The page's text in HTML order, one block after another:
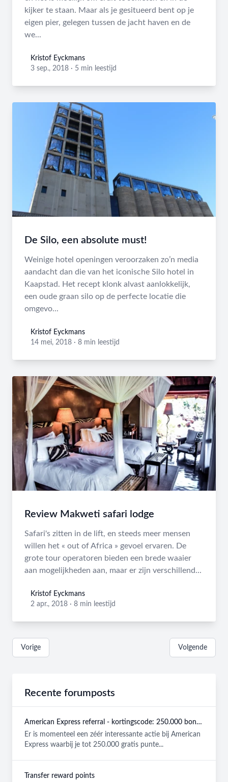
kijker te staan. Maar als je gesitueerd bent op je
eigen pier, gelegen tussen de jacht haven en de
we...
Kristof Eyckmans
Kristof Eyckmans
3 sep., 2018 · 5 min leestijd
De Silo, een absolute must!
Weinige hotel openingen veroorzaken zo’n media
aandacht dan die van het iconische Silo hotel in
Kaapstad. Het recept klonk alvast aanlokkelijk,
een oude graan silo op de perfecte locatie die
omgevo...
Kristof Eyckmans
Kristof Eyckmans
14 mei, 2018 · 8 min leestijd
Review Makweti safari lodge
Safari's zitten in de lift, en steeds meer mensen
willen het « out of Africa » gevoel ervaren. De
grote tour operatoren bieden een brede waaier
aan mogelijkheden aan, maar er zijn verschillend...
Kristof Eyckmans
Kristof Eyckmans
2 apr., 2018 · 8 min leestijd
Vorige Volgende
Recente forumposts
American Express referral - kortingscode: 250.000 bonuspunten GRATIS
Er is momenteel een zéér interessante actie bij American
Express waarbij je tot 250.000 gratis punte...
Transfer reward points